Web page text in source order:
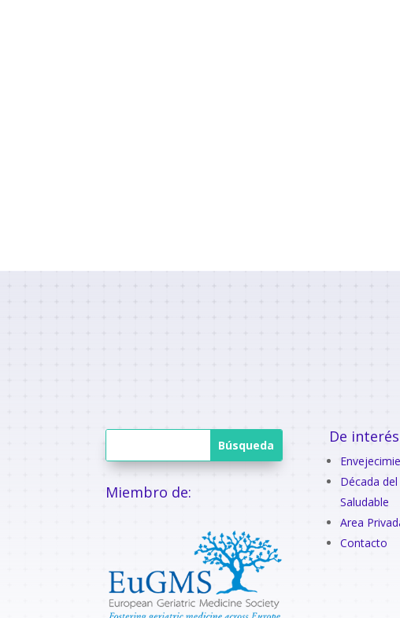
Miembro de:
De interés
Década
Saludable
Area
Contacto